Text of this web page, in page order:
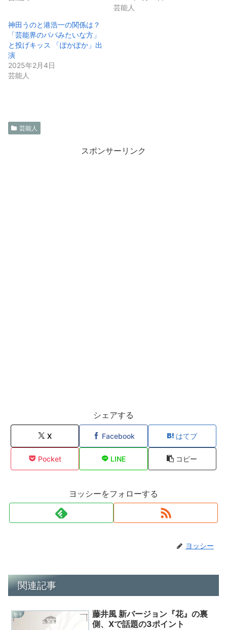
芸能人
神田うのと港浩一の関係は？
「芸能界のパパみたいな方」
と投げキッス 「ぽかぽか」出
演
2025年2月4日
芸能人
芸能人
スポンサーリンク
シェアする
X Facebook はてブ
Pocket LINE コピー
ヨッシーをフォローする
ヨッシー
関連記事
歌手
藤井風 新バージョン『花』の裏
側、Xで話題の3ポイント